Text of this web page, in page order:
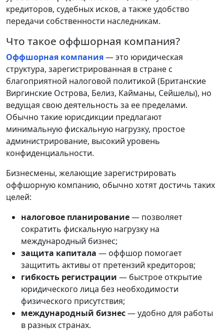
кредиторов, судебных исков, а также удобство
передачи собственности наследникам.
Что такое оффшорная компания?
Оффшорная компания— это юридическая
структура, зарегистрированная в стране с
благоприятной налоговой политикой (Британские
Виргинские Острова, Белиз, Кайманы, Сейшелы), но
ведущая свою деятельность за ее пределами.
Обычно такие юрисдикции предлагают
минимальную фискальную нагрузку, простое
администрирование, высокий уровень
конфиденциальности.
Бизнесмены, желающие зарегистрировать
оффшорную компанию, обычно хотят достичь таких
целей:
налоговое планирование— позволяет
сократить фискальную нагрузку на
международный бизнес;
защита капитала — оффшор помогает
защитить активы от претензий кредиторов;
гибкость регистрации — быстрое открытие
юридического лица без необходимости
физического присутствия;
международный бизнес— удобно для работы
в разных странах.